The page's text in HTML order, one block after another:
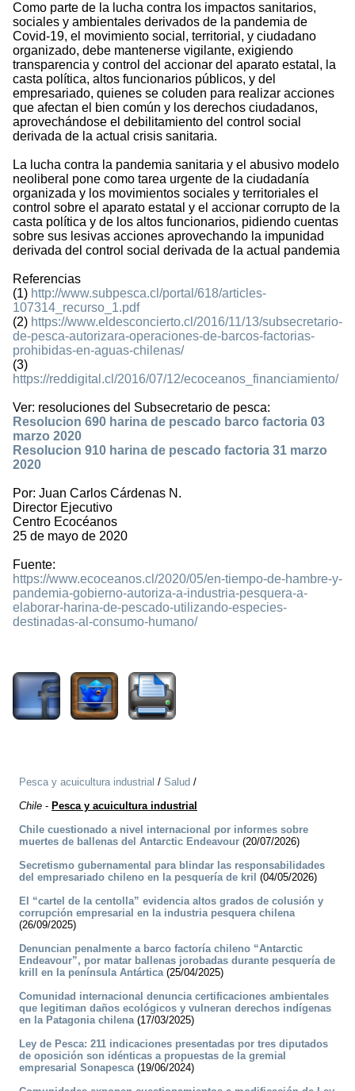
Como parte de la lucha contra los impactos sanitarios,
sociales y ambientales derivados de la pandemia de
Covid-19, el movimiento social, territorial, y ciudadano
organizado, debe mantenerse vigilante, exigiendo
transparencia y control del accionar del aparato estatal, la
casta política, altos funcionarios públicos, y del
empresariado, quienes se coluden para realizar acciones
que afectan el bien común y los derechos ciudadanos,
aprovechándose el debilitamiento del control social
derivada de la actual crisis sanitaria.
La lucha contra la pandemia sanitaria y el abusivo modelo
neoliberal pone como tarea urgente de la ciudadanía
organizada y los movimientos sociales y territoriales el
control sobre el aparato estatal y el accionar corrupto de la
casta política y de los altos funcionarios, pidiendo cuentas
sobre sus lesivas acciones aprovechando la impunidad
derivada del control social derivada de la actual pandemia
Referencias
(1) http://www.subpesca.cl/portal/618/articles-
107314_recurso_1.pdf
(2) https://www.eldesconcierto.cl/2016/11/13/subsecretario-
de-pesca-autorizara-operaciones-de-barcos-factorias-
prohibidas-en-aguas-chilenas/
(3)
https://reddigital.cl/2016/07/12/ecoceanos_financiamiento/
Ver: resoluciones del Subsecretario de pesca:
Resolucion 690 harina de pescado barco factoria 03
marzo 2020
Resolucion 910 harina de pescado factoria 31 marzo
2020
Por: Juan Carlos Cárdenas N.
Director Ejecutivo
Centro Ecocéanos
25 de mayo de 2020
Fuente:
https://www.ecoceanos.cl/2020/05/en-tiempo-de-hambre-y-
pandemia-gobierno-autoriza-a-industria-pesquera-a-
elaborar-harina-de-pescado-utilizando-especies-
destinadas-al-consumo-humano/
Pesca y acuicultura industrial / Salud /
Chile - Pesca y acuicultura industrial
Chile cuestionado a nivel internacional por informes sobre
muertes de ballenas del Antarctic Endeavour (20/07/2026)
Secretismo gubernamental para blindar las responsabilidades
del empresariado chileno en la pesquería de kril (04/05/2026)
El “cartel de la centolla” evidencia altos grados de colusión y
corrupción empresarial en la industria pesquera chilena
(26/09/2025)
Denuncian penalmente a barco factoría chileno “Antarctic
Endeavour”, por matar ballenas jorobadas durante pesquería de
krill en la península Antártica(25/04/2025)
Comunidad internacional denuncia certificaciones ambientales
que legitiman daños ecológicos y vulneran derechos indígenas
en la Patagonia chilena(17/03/2025)
Ley de Pesca: 211 indicaciones presentadas por tres diputados
de oposición son idénticas a propuestas de la gremial
empresarial Sonapesca(19/06/2024)